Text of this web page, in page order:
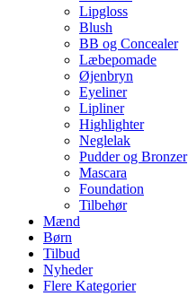
Lipgloss
Blush
BB og Concealer
Læbepomade
Øjenbryn
Eyeliner
Lipliner
Highlighter
Neglelak
Pudder og Bronzer
Mascara
Foundation
Tilbehør
Mænd
Børn
Tilbud
Nyheder
Flere Kategorier